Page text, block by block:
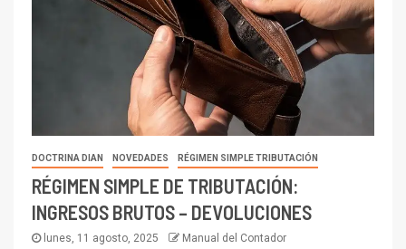
DOCTRINA DIAN NOVEDADES RÉGIMEN SIMPLE TRIBUTACIÓN
RÉGIMEN SIMPLE DE TRIBUTACIÓN:
INGRESOS BRUTOS – DEVOLUCIONES
lunes, 11 agosto, 2025 Manual del Contador